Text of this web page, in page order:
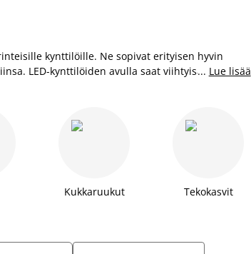
kynttilöille. Ne sopivat erityisen hyvin
LED-kynttilöiden avulla saat viihtyisän ja
... Lue lisää
Kukkaruukut Tekokasvit